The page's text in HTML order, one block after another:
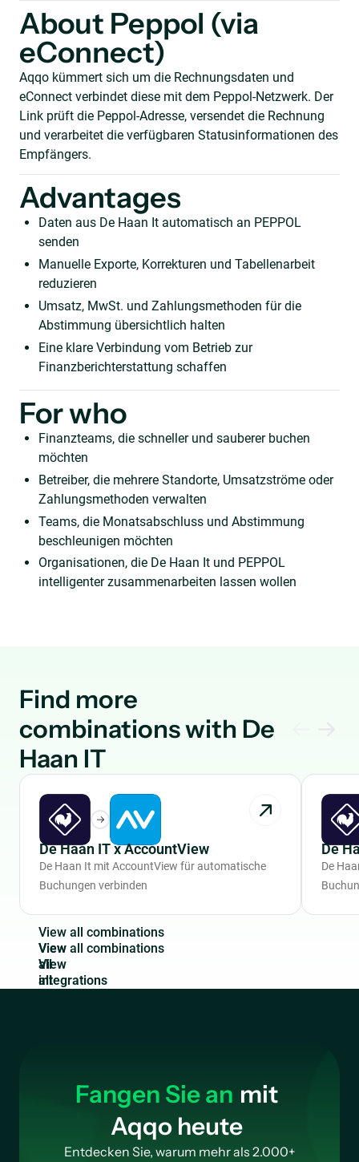
About Peppol (via
eConnect)
Aqqo kümmert sich um die Rechnungsdaten und
eConnect verbindet diese mit dem Peppol-Netzwerk. Der
Link prüft die Peppol-Adresse, versendet die Rechnung
und verarbeitet die verfügbaren Statusinformationen des
Empfängers.
Advantages
Daten aus De Haan It automatisch an PEPPOL
senden
Manuelle Exporte, Korrekturen und Tabellenarbeit
reduzieren
Umsatz, MwSt. und Zahlungsmethoden für die
Abstimmung übersichtlich halten
Eine klare Verbindung vom Betrieb zur
Finanzberichterstattung schaffen
For who
Finanzteams, die schneller und sauberer buchen
möchten
Betreiber, die mehrere Standorte, Umsatzströme oder
Zahlungsmethoden verwalten
Teams, die Monatsabschluss und Abstimmung
beschleunigen möchten
Organisationen, die De Haan It und PEPPOL
intelligenter zusammenarbeiten lassen wollen
Find more
combinations with De
Haan IT
De Haan IT x AccountView
De Haan It mit AccountView für automatische
Buchungen verbinden
De
De
View a combinations
View
all
integrations
Fangen Sie an mit
Aqqo heute
Entdecken Sie, warum mehr als 2.000+